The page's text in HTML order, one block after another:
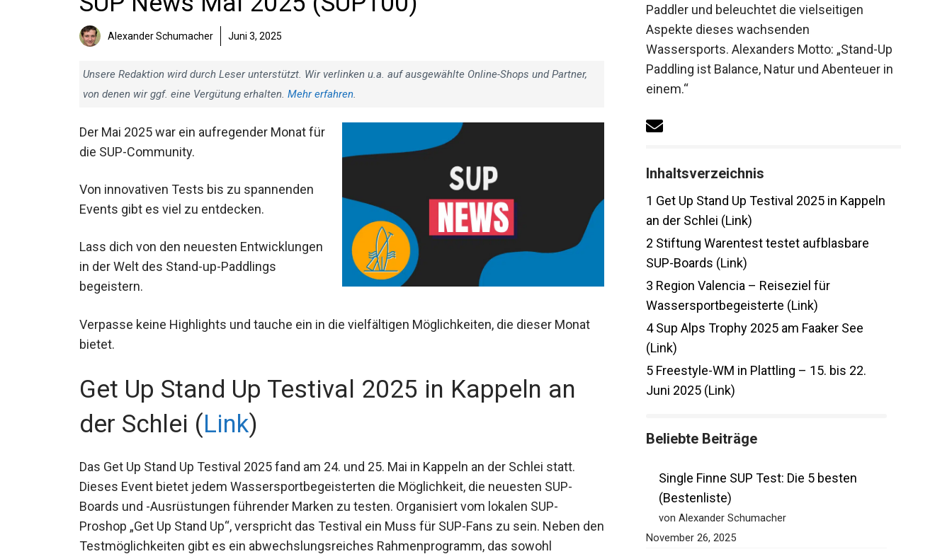
Alexander Schumacher Juni 3, 2025
Unsere Redaktion wird durch Leser unterstützt. Wir verlinken u.a. auf ausgewählte Online-Shops und Partner,
von denen wir ggf. eine Vergütung erhalten. Mehr erfahren.
Der Mai 2025 war ein aufregender Monat für
die SUP-Community.
Von innovativen Tests bis zu spannenden
Events gibt es viel zu entdecken.
Lass dich von den neuesten Entwicklungen
in der Welt des Stand-up-Paddlings
begeistern.
Verpasse keine Highlights und tauche ein in die vielfältigen Möglichkeiten, die dieser Monat
bietet.
Get Up Stand Up Testival 2025 in Kappeln an
der Schlei (Link)
Das Get Up Stand Up Testival 2025 fand am 24. und 25. Mai in Kappeln an der Schlei statt.
Dieses Event bietet jedem Wassersportbegeisterten die Möglichkeit, die neuesten SUP-
Boards und -Ausrüstungen führender Marken zu testen. Organisiert vom lokalen SUP-
Proshop „Get Up Stand Up“, verspricht das Testival ein Muss für SUP-Fans zu sein. Neben
den Testmöglichkeiten gibt es ein abwechslungsreiches Rahmenprogramm, das sowohl
fortgeschrittene Paddler und beleuchtet
die vielseitigen Aspekte dieses
wachsenden Wassersports. Alexanders
Motto: „Stand-Up Paddling ist Balance,
Natur und Abenteuer in einem.“
Inhaltsverzeichnis
Get Up Stand Up Testival 2025 in
Kappeln an der Schlei (Link)
Stiftung Warentest testet aufblasbare
SUP-Boards (Link)
Region Valencia – Reiseziel für
Wassersportbegeisterte (Link)
Sup Alps Trophy 2025 am Faaker See
(Link)
Freestyle-WM in Plattling – 15. bis 22.
Juni 2025 (Link)
Beliebte Beiträge
Single Finne SUP Test: Die 5 besten
(Bestenliste)
von Alexander Schumacher
November 26, 2025